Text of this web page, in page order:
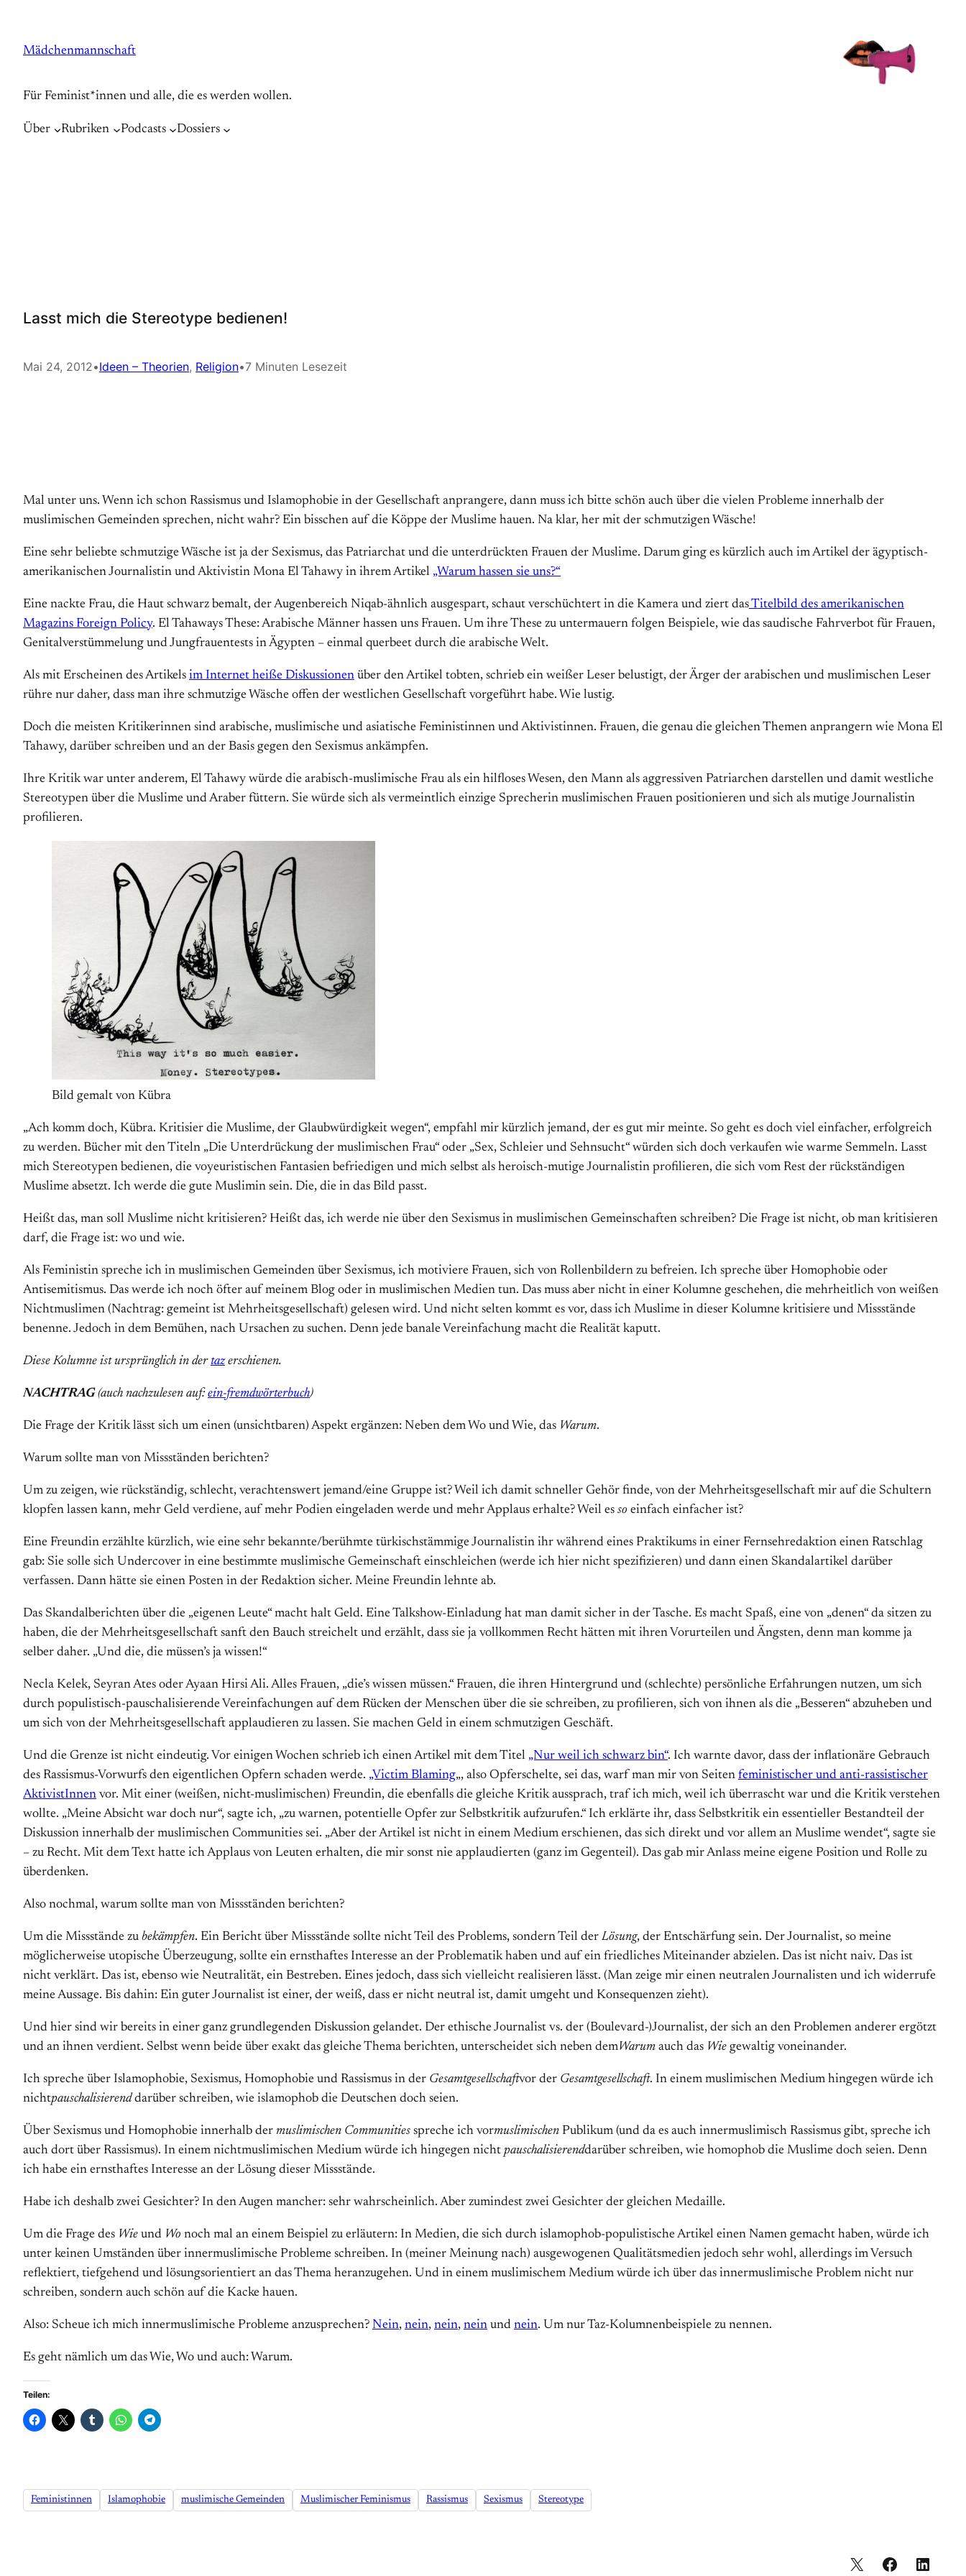
springen
Mädchenmannschaft
Für Feminist*innen und alle, die es werden wollen.
Über Rubriken Podcasts Dossiers
Lasst mich die Stereotype bedienen!
Mai 24, 2012•Ideen – Theorien, Religion•7 Minuten Lesezeit
Mal unter uns. Wenn ich schon Rassismus und Islamophobie in der Gesellschaft anprangere, dann muss ich bitte schön auch über die vielen Probleme innerhalb der
muslimischen Gemeinden sprechen, nicht wahr? Ein bisschen auf die Köppe der Muslime hauen. Na klar, her mit der schmutzigen Wäsche!
Eine sehr beliebte schmutzige Wäsche ist ja der Sexismus, das Patriarchat und die unterdrückten Frauen der Muslime. Darum ging es kürzlich auch im Artikel der ägyptisch-
amerikanischen Journalistin und Aktivistin Mona El Tahawy in ihrem Artikel „Warum hassen sie uns?“
Eine nackte Frau, die Haut schwarz bemalt, der Augenbereich Niqab-ähnlich ausgespart, schaut verschüchtert in die Kamera und ziert dasTitelbild des amerikanischen
Magazins Foreign Policy. El Tahaways These: Arabische Männer hassen uns Frauen. Um ihre These zu untermauern folgen Beispiele, wie das saudische Fahrverbot für Frauen,
Genitalverstümmelung und Jungfrauentests in Ägypten – einmal querbeet durch die arabische Welt.
Als mit Erscheinen des Artikels im Internet heiße Diskussionen über den Artikel tobten, schrieb ein weißer Leser belustigt, der Ärger der arabischen und muslimischen Leser
rühre nur daher, dass man ihre schmutzige Wäsche offen der westlichen Gesellschaft vorgeführt habe. Wie lustig.
Doch die meisten Kritikerinnen sind arabische, muslimische und asiatische Feministinnen und Aktivistinnen. Frauen, die genau die gleichen Themen anprangern wie Mona El
Tahawy, darüber schreiben und an der Basis gegen den Sexismus ankämpfen.
Ihre Kritik war unter anderem, El Tahawy würde die arabisch-muslimische Frau als ein hilfloses Wesen, den Mann als aggressiven Patriarchen darstellen und damit westliche
Stereotypen über die Muslime und Araber füttern. Sie würde sich als vermeintlich einzige Sprecherin muslimischen Frauen positionieren und sich als mutige Journalistin
profilieren.
Bild gemalt von Kübra
„Ach komm doch, Kübra. Kritisier die Muslime, der Glaubwürdigkeit wegen“, empfahl mir kürzlich jemand, der es gut mir meinte. So geht es doch viel einfacher, erfolgreich
zu werden. Bücher mit den Titeln „Die Unterdrückung der muslimischen Frau“ oder „Sex, Schleier und Sehnsucht“ würden sich doch verkaufen wie warme Semmeln. Lasst
mich Stereotypen bedienen, die voyeuristischen Fantasien befriedigen und mich selbst als heroisch-mutige Journalistin profilieren, die sich vom Rest der rückständigen
Muslime absetzt. Ich werde die gute Muslimin sein. Die, die in das Bild passt.
Heißt das, man soll Muslime nicht kritisieren? Heißt das, ich werde nie über den Sexismus in muslimischen Gemeinschaften schreiben? Die Frage ist nicht, ob man kritisieren
darf, die Frage ist: wo und wie.
Als Feministin spreche ich in muslimischen Gemeinden über Sexismus, ich motiviere Frauen, sich von Rollenbildern zu befreien. Ich spreche über Homophobie oder
Antisemitismus. Das werde ich noch öfter auf meinem Blog oder in muslimischen Medien tun. Das muss aber nicht in einer Kolumne geschehen, die mehrheitlich von weißen
Nichtmuslimen (Nachtrag: gemeint ist Mehrheitsgesellschaft) gelesen wird. Und nicht selten kommt es vor, dass ich Muslime in dieser Kolumne kritisiere und Missstände
benenne. Jedoch in dem Bemühen, nach Ursachen zu suchen. Denn jede banale Vereinfachung macht die Realität kaputt.
Diese Kolumne ist ursprünglich in der tazerschienen.
NACHTRAG(auch nachzulesen auf: ein-fremdwörterbuch)
Die Frage der Kritik lässt sich um einen (unsichtbaren) Aspekt ergänzen: Neben dem Wo und Wie, das Warum.
Warum sollte man von Missständen berichten?
Um zu zeigen, wie rückständig, schlecht, verachtenswert jemand/eine Gruppe ist? Weil ich damit schneller Gehör finde, von der Mehrheitsgesellschaft mir auf die Schultern
klopfen lassen kann, mehr Geld verdiene, auf mehr Podien eingeladen werde und mehr Applaus erhalte? Weil es so einfach einfacher ist?
Eine Freundin erzählte kürzlich, wie eine sehr bekannte/berühmte türkischstämmige Journalistin ihr während eines Praktikums in einer Fernsehredaktion einen Ratschlag
gab: Sie solle sich Undercover in eine bestimmte muslimische Gemeinschaft einschleichen (werde ich hier nicht spezifizieren) und dann einen Skandalartikel darüber
verfassen. Dann hätte sie einen Posten in der Redaktion sicher. Meine Freundin lehnte ab.
Das Skandalberichten über die „eigenen Leute“ macht halt Geld. Eine Talkshow-Einladung hat man damit sicher in der Tasche. Es macht Spaß, eine von „denen“ da sitzen zu
haben, die der Mehrheitsgesellschaft sanft den Bauch streichelt und erzählt, dass sie ja vollkommen Recht hätten mit ihren Vorurteilen und Ängsten, denn man komme ja
selber daher. „Und die, die müssen’s ja wissen!“
Necla Kelek, Seyran Ates oder Ayaan Hirsi Ali. Alles Frauen, „die’s wissen müssen.“ Frauen, die ihren Hintergrund und (schlechte) persönliche Erfahrungen nutzen, um sich
durch populistisch-pauschalisierende Vereinfachungen auf dem Rücken der Menschen über die sie schreiben, zu profilieren, sich von ihnen als die „Besseren“ abzuheben und
um sich von der Mehrheitsgesellschaft applaudieren zu lassen. Sie machen Geld in einem schmutzigen Geschäft.
Und die Grenze ist nicht eindeutig. Vor einigen Wochen schrieb ich einen Artikel mit dem Titel „Nur weil ich schwarz bin“. Ich warnte davor, dass der inflationäre Gebrauch
des Rassismus-Vorwurfs den eigentlichen Opfern schaden werde. „Victim Blaming„, also Opferschelte, sei das, warf man mir von Seiten feministischer und anti-rassistischer
AktivistInnen vor. Mit einer (weißen, nicht-muslimischen) Freundin, die ebenfalls die gleiche Kritik aussprach, traf ich mich, weil ich überrascht war und die Kritik verstehen
wollte. „Meine Absicht war doch nur“, sagte ich, „zu warnen, potentielle Opfer zur Selbstkritik aufzurufen.“ Ich erklärte ihr, dass Selbstkritik ein essentieller Bestandteil der
Diskussion innerhalb der muslimischen Communities sei. „Aber der Artikel ist nicht in einem Medium erschienen, das sich direkt und vor allem an Muslime wendet“, sagte sie
– zu Recht. Mit dem Text hatte ich Applaus von Leuten erhalten, die mir sonst nie applaudierten (ganz im Gegenteil). Das gab mir Anlass meine eigene Position und Rolle zu
überdenken.
Also nochmal, warum sollte man von Missständen berichten?
Um die Missstände zu bekämpfen. Ein Bericht über Missstände sollte nicht Teil des Problems, sondern Teil der Lösung, der Entschärfung sein. Der Journalist, so meine
möglicherweise utopische Überzeugung, sollte ein ernsthaftes Interesse an der Problematik haben und auf ein friedliches Miteinander abzielen. Das ist nicht naiv. Das ist
nicht verklärt. Das ist, ebenso wie Neutralität, ein Bestreben. Eines jedoch, dass sich vielleicht realisieren lässt. (Man zeige mir einen neutralen Journalisten und ich widerrufe
meine Aussage. Bis dahin: Ein guter Journalist ist einer, der weiß, dass er nicht neutral ist, damit umgeht und Konsequenzen zieht).
Und hier sind wir bereits in einer ganz grundlegenden Diskussion gelandet. Der ethische Journalist vs. der (Boulevard-)Journalist, der sich an den Problemen anderer ergötzt
und an ihnen verdient. Selbst wenn beide über exakt das gleiche Thema berichten, unterscheidet sich neben demWarum auch das Wie gewaltig voneinander.
Ich spreche über Islamophobie, Sexismus, Homophobie und Rassismus in der Gesamtgesellschaftvor der Gesamtgesellschaft. In einem muslimischen Medium hingegen würde ich
nichtpauschalisierenddarüber schreiben, wie islamophob die Deutschen doch seien.
Über Sexismus und Homophobie innerhalb der muslimischen Communities spreche ich vormuslimischen Publikum (und da es auch innermuslimisch Rassismus gibt, spreche ich
auch dort über Rassismus). In einem nichtmuslimischen Medium würde ich hingegen nicht pauschalisierenddarüber schreiben, wie homophob die Muslime doch seien. Denn
ich habe ein ernsthaftes Interesse an der Lösung dieser Missstände.
Habe ich deshalb zwei Gesichter? In den Augen mancher: sehr wahrscheinlich. Aber zumindest zwei Gesichter der gleichen Medaille.
Um die Frage des Wie und Wo noch mal an einem Beispiel zu erläutern: In Medien, die sich durch islamophob-populistische Artikel einen Namen gemacht haben, würde ich
unter keinen Umständen über innermuslimische Probleme schreiben. In (meiner Meinung nach) ausgewogenen Qualitätsmedien jedoch sehr wohl, allerdings im Versuch
reflektiert, tiefgehend und lösungsorientiert an das Thema heranzugehen. Und in einem muslimischem Medium würde ich über das innermuslimische Problem nicht nur
schreiben, sondern auch schön auf die Kacke hauen.
Also: Scheue ich mich innermuslimische Probleme anzusprechen? Nein, nein, nein, nein und nein. Um nur Taz-Kolumnenbeispiele zu nennen.
Es geht nämlich um das Wie, Wo und auch: Warum.
Teilen:
Feministinnen Islamophobie muslimische Gemeinden Muslimischer Feminismus Rassismus Sexismus Stereotype